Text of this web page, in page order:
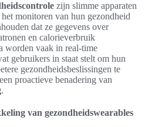
zijn slimme apparaten
monitoren van hun gezondheid
dat ze gegevens over
en calorieverbruik
worden vaak in real-time
gebruikers in staat stelt om hun
gezondheidsbeslissingen te
proactieve benadering van
.
van gezondheidswearables